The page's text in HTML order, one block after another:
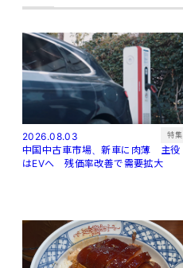
2026.08.03 特集
中国中古車市場、新車に肉薄 主役
はEVへ 残価率改善で需要拡大